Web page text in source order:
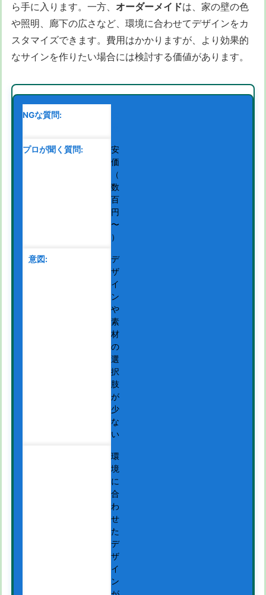
ら手に入ります。一方、 オーダーメイドは、家の壁の色
や照明、廊下の広さなど、環境に合わせてデザインをカ
スタマイズできます。費用はかかりますが、より効果的
なサインを作りたい場合には検討する価値があります。
安
価
（
数
百
円
〜
）
デ
ザ
イ
ン
や
素
材
の
選
択
肢
が
少
な
い
環
境
に
合
わ
せ
た
デ
ザ
イ
ン